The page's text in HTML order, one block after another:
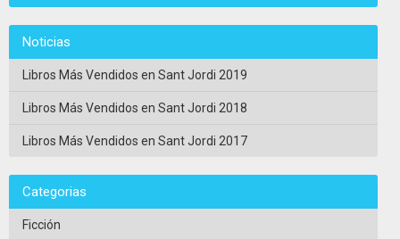
Noticias
Libros Más Vendidos en Sant Jordi 2019
Libros Más Vendidos en Sant Jordi 2018
Libros Más Vendidos en Sant Jordi 2017
Categorias
Ficción